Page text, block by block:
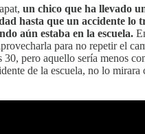
un chico que ha llevado
hasta que un accidente lo
aún estaba en la escuela.
para no repetir el
30, pero aquello sería menos
de la escuela, no lo mirara